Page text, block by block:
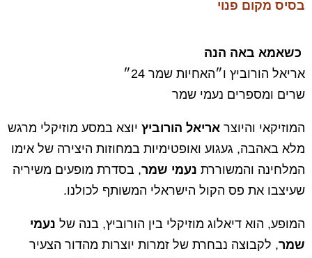
בסיס מקום פנוי
כשאמא באה הנה
אריאל הורוביץ ו״האחיות שמר 24״
שרים ומספרים נעמי שמר
המוזיקאי והיוצר אריאל הורוביץ יוצא במסע מוזיקלי מרגש
מלא באהבה, געגוע ואופטימיות במחוזות היצירה של אימו
המלחינה והמשוררת נעמי שמר, בסדרת מופעים משיריה
שעיצבו את פס הקול הישראלי המשותף לכולנו.
המופע, הוא דיאלוג מוזיקלי בין הורוביץ, בנה של נעמי
שמר, לקבוצה נבחרת של זמרות יוצרות מהדור הצעיר